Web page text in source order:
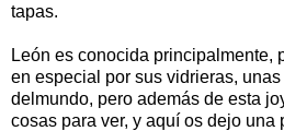
tapas.
León es conocida principalmente,
en especial por sus vidrieras,
delmundo, pero además de esta
cosas para ver, y aquí os dejo una